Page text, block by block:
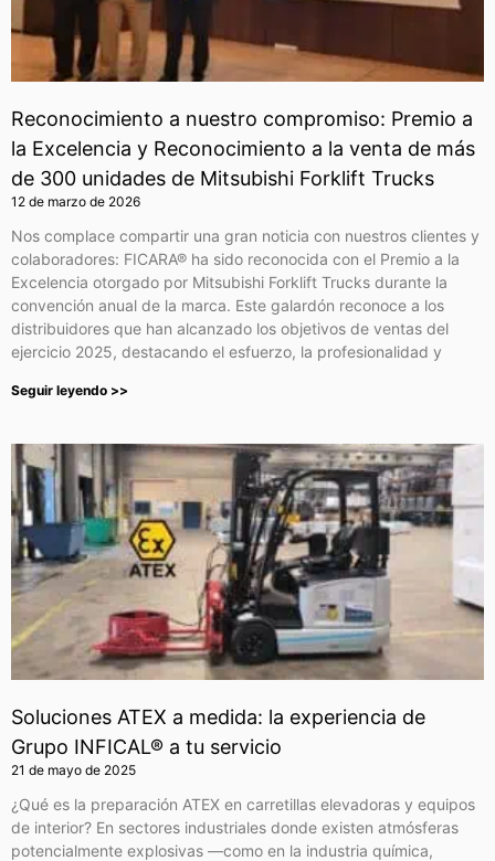
Reconocimiento a nuestro compromiso: Premio a
la Excelencia y Reconocimiento a la venta de más
de 300 unidades de Mitsubishi Forklift Trucks
12 de marzo de 2026
Nos complace compartir una gran noticia con nuestros clientes y
colaboradores: FICARA® ha sido reconocida con el Premio a la
Excelencia otorgado por Mitsubishi Forklift Trucks durante la
convención anual de la marca. Este galardón reconoce a los
distribuidores que han alcanzado los objetivos de ventas del
ejercicio 2025, destacando el esfuerzo, la profesionalidad y
Seguir leyendo >>
Soluciones ATEX a medida: la experiencia de
Grupo INFICAL® a tu servicio
21 de mayo de 2025
¿Qué es la preparación ATEX en carretillas elevadoras y equipos
de interior? En sectores industriales donde existen atmósferas
potencialmente explosivas —como en la industria química,